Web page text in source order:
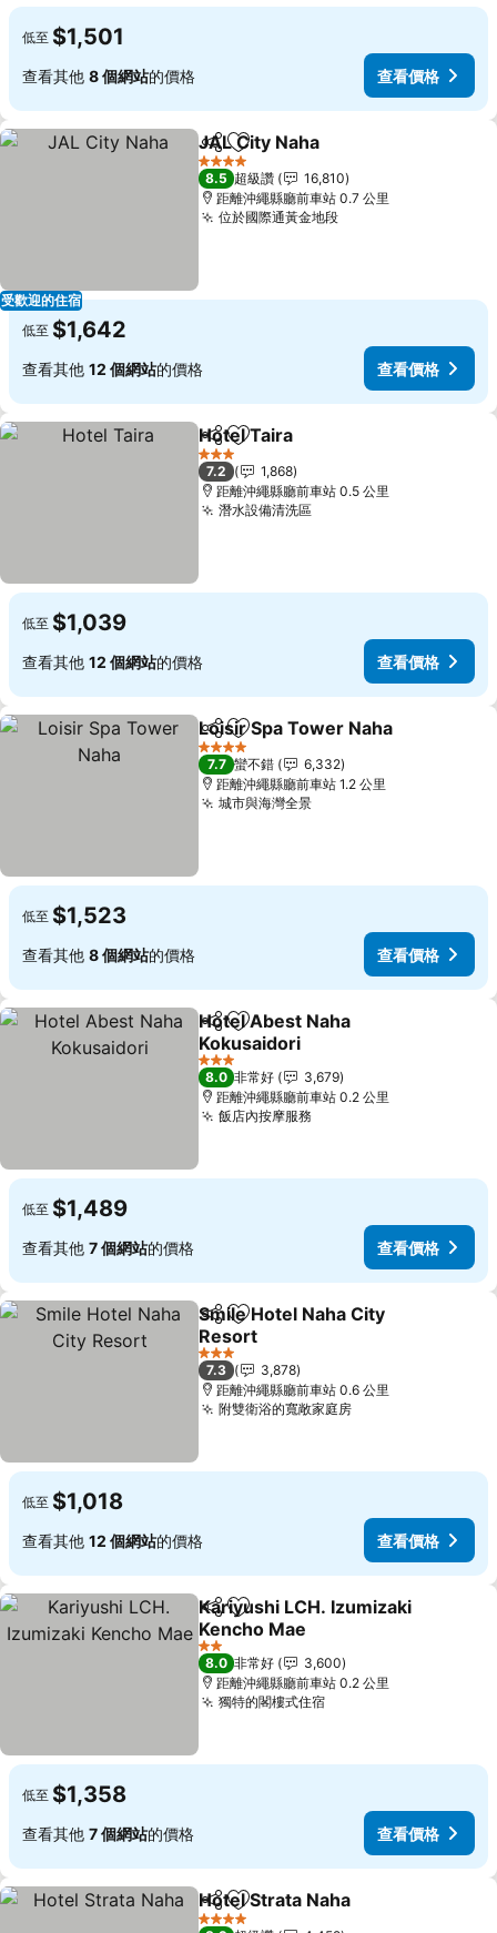
低至 $1,501
查看其他 8 個網站的價格 查看價格
受歡迎的住宿
分享 加入我的最愛
JAL City Naha
4 星級
8.5 超級讚
16,810
距離沖繩縣廳前車站 0.7 公里
位於國際通黃金地段
低至 $1,642
查看其他 12 個網站的價格 查看價格
分享 加入我的最愛
Hotel Taira
3 星級
7.2
1,868
距離沖繩縣廳前車站 0.5 公里
潛水設備清洗區
低至 $1,039
查看其他 12 個網站的價格 查看價格
分享 加入我的最愛
Loisir Spa Tower Naha
4 星級
7.7 蠻不錯
6,332
距離沖繩縣廳前車站 1.2 公里
城市與海灣全景
低至 $1,523
查看其他 8 個網站的價格 查看價格
分享 加入我的最愛
Hotel Abest Naha
Kokusaidori
3 星級
8.0 非常好
3,679
距離沖繩縣廳前車站 0.2 公里
飯店內按摩服務
低至 $1,489
查看其他 7 個網站的價格 查看價格
分享 加入我的最愛
Smile Hotel Naha City
Resort
3 星級
7.3
3,878
距離沖繩縣廳前車站 0.6 公里
附雙衛浴的寬敞家庭房
低至 $1,018
查看其他 12 個網站的價格 查看價格
分享 加入我的最愛
Kariyushi LCH. Izumizaki
Kencho Mae
2 星級
8.0 非常好
3,600
距離沖繩縣廳前車站 0.2 公里
獨特的閣樓式住宿
低至 $1,358
查看其他 7 個網站的價格 查看價格
分享 加入我的最愛
Hotel Strata Naha
4 星級